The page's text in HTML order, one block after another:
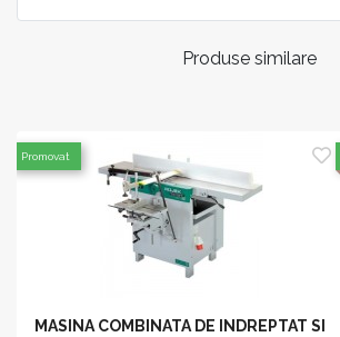
Produse similare
MASINA COMBINATA DE INDREPTAT SI
Promovat